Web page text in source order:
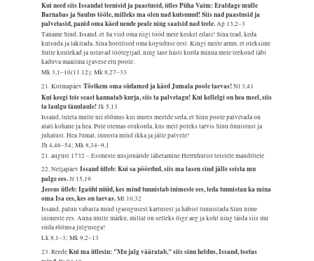
Kui need siis Issandat teenisid ja paastusid, ütles Püha Vaim: Eraldage mulle
Barnabas ja Saulus tööle, milleks ma olen nad kutsunud! Siis nad paastusid ja
palvetasid, panid oma käed nende peale ning saatsid nad teele.Ap 13,2–3
Täname Sind, Issand, et Sa viid oma riigi tööd meie keskel edasi! Sina tead, keda
kutsuda ja läkitada, Sina hoolitsed oma koguduse eest. Kingi meile armu, et oleksime
Sulle kuulekad ja ustavad töötegijad, ning lase hästi korda minna meie teekond läbi
kaduva maailma igavese elu poole.
Mk 3,1–10(11.12); Mk 8,27–33
21. KolmapäevTõstkem oma südamed ja käed Jumala poole taevas!Nl 3,41
Kui keegi teie seast kannatab kurja, siis ta palvetagu! Kui kellelgi on hea meel, siis
ta laulgu tänulaule!Jk 5,13
Issand, tuleta mulle nii rõõmus kui mures meelde seda, et Sinu poole palvetada on
alati kohane ja hea. Pole olemas olukorda, kus meil poleks tarvis Sinu õnnistust ja
juhatust. Hea Jumal, innusta mind ikka ja jälle palvele!
Jh 4,46–54; Mk 8,34–9,1
21. august 1732 – Esimeste misjonäride lähetamine Herrnhutist teistele mandritele
22. NeljapäevIssand ütleb: Kui sa pöördud, siis ma lasen sind jälle seista mu
palge ees.Jr 15,19
Jeesus ütleb: Igaüht nüüd, kes mind tunnistab inimeste ees, teda tunnistan ka mina
oma Isa ees, kes on taevas.Mt 10,32
Issand, palun vabasta mind igasugusest kartusest ja häbist tunnistada Sinu nime
inimeste ees. Anna mulle märku, millal on selleks õige aeg ja koht ning täida siis mu
süda rõõmsa julgusega!
Lk 8,1–3; Mk 9,2–13
23. ReedeKui ma ütlesin: "Mu jalg vääratab," siis sinu heldus, Issand, toetas